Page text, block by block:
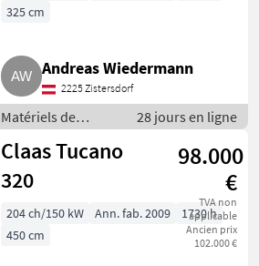
325 cm
Andreas Wiedermann
2225 Zistersdorf
Matériels de
récolte agricole /
Moissonneuses-
batteuses
28 jours en ligne
Claas Tucano
320
98.000
€
TVA non
applicable
Ancien prix
102.000 €
204 ch/150 kW Ann. fab. 2009
1730 h
450 cm